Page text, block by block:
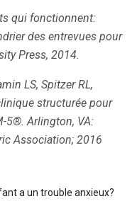
qui fonctionnent:
des entrevues pour
Press, 2014.
LS, Spitzer RL,
structurée pour
5®. Arlington, VA:
Association; 2016
a un trouble anxieux?